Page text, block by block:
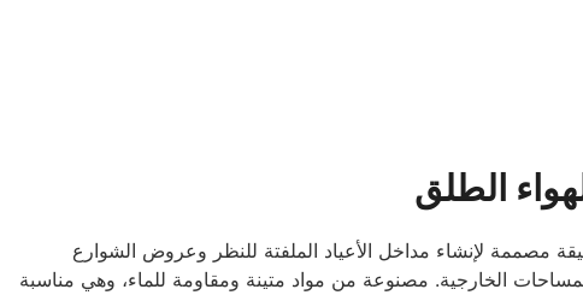
الطلق
مصممة لإنشاء مداخل الأعياد الملفتة للنظر وعروض الشوارع
الخارجية. مصنوعة من مواد متينة ومقاومة للماء، وهي مناسبة